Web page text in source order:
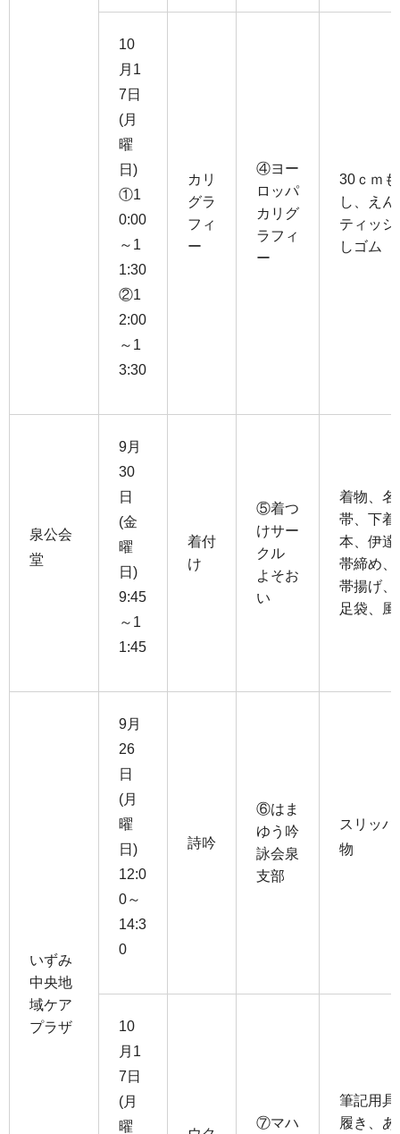
10
月1
7日
(月
曜
日)
①1
0:00
～1
1:30
②1
2:00
～1
3:30
カリ
グラ
フィ
ー
④ヨー
ロッパ
カリグ
ラフィ
ー
30ｃｍ
し、え
ティッ
しゴム
泉公会
堂
9月
30
日
(金
曜
日)
9:45
～1
1:45
着付
け
⑤着つ
けサー
クル
よそお
い
着物、名
帯、下着
本、伊達
帯締め、
帯揚げ、
足袋、風
いずみ
中央地
域ケア
プラザ
9月
26
日
(月
曜
日)
12:0
0～
14:3
0
詩吟
⑥はま
ゆう吟
詠会泉
支部
スリッ
物
10
月1
7日
(月
曜
⑦マハ
筆記用具
履き、